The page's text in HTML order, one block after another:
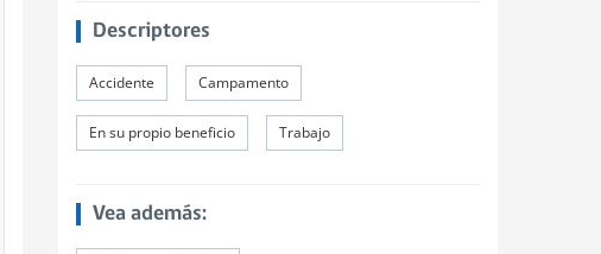
Descriptores
Accidente Campamento
En su propio beneficio Trabajo
Vea además: